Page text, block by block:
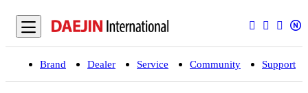
Brand Dealer Service Community Support